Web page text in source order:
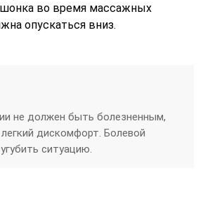
во время массажных
опускаться вниз.
не должен быть болезненным,
дискомфорт. Болевой
ситуацию.